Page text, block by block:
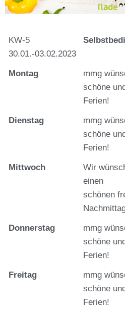
KW-5
30.01.-03.02.2023
Montag
mmg
schöne
Ferien!
Dienstag
mmg
schöne
Ferien!
Mittwoch
Wir
einen
schönen
Donnerstag
mmg
schöne
Ferien!
Freitag
mmg
schöne
Ferien!